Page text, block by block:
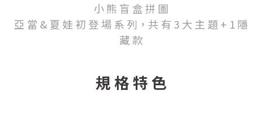
小 熊 盲 盒 拼 圖
亞 當 & 夏 娃 初 登 場 系 列，共 有 3 大 主 題 + 1 隱
藏 款
規 格 特 色